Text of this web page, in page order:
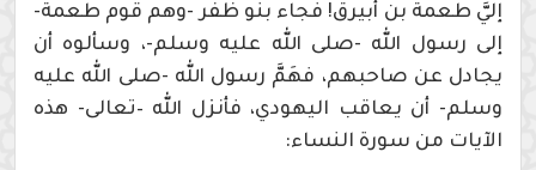
إليَّ طعمة بن أُبيرق! فجاء بنو ظفر -وهم قوم طعمة-
إلى رسول الله -صلى الله عليه وسلم-، وسألوه أن
يجادل عن صاحبهم، فهَمَّ رسول الله -صلى الله عليه
وسلم- أن يعاقب اليهودي، فأنزل الله –تعالى- هذه
الآيات من سورة النساء: